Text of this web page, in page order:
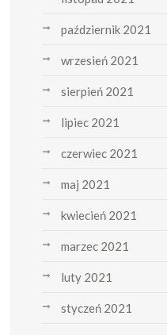
październik 2021
wrzesień 2021
sierpień 2021
lipiec 2021
czerwiec 2021
maj 2021
kwiecień 2021
marzec 2021
luty 2021
styczeń 2021